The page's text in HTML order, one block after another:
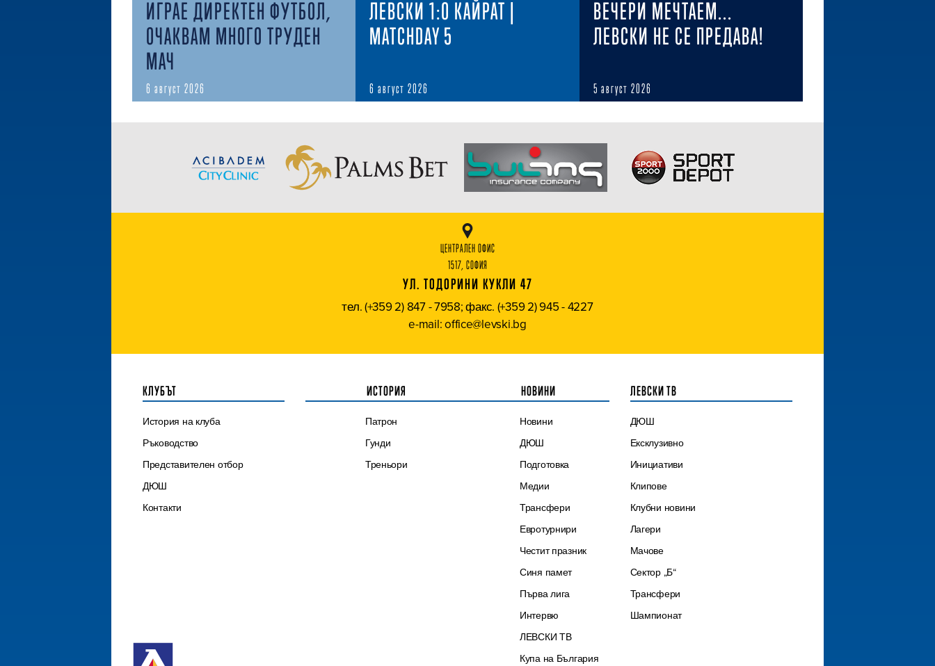
ИГРАЕ ДИРЕКТЕН ФУТБОЛ,
ОЧАКВАМ МНОГО ТРУДЕН
МАЧ
6 август 2026
ЛЕВСКИ 1:0 КАЙРАТ |
MATCHDAY 5
6 август 2026
ВЕЧЕРИ МЕЧТАЕМ...
ЛЕВСКИ НЕ СЕ ПРЕДАВА!
5 август 2026
ЦЕНТРАЛЕН ОФИС
1517, СОФИЯ
УЛ. ТОДОРИНИ КУКЛИ 47
тел. (+359 2) 847 - 7958; факс. (+359 2) 945 - 4227
e-mail: office@levski.bg
КЛУБЪТ
История на клуба
Ръководство
Представителен отбор
ДЮШ
Контакти
ИСТОРИЯ
Патрон
Гунди
Треньори
НОВИНИ
Новини
ДЮШ
Подготовка
Медии
Трансфери
Евротурнири
Честит празник
Синя памет
Първа лига
Интервю
ЛЕВСКИ ТВ
Купа на България
ЛЕВСКИ ТВ
ДЮШ
Ексклузивно
Инициативи
Клипове
Клубни новини
Лагери
Мачове
Сектор „Б“
Трансфери
Шампионат